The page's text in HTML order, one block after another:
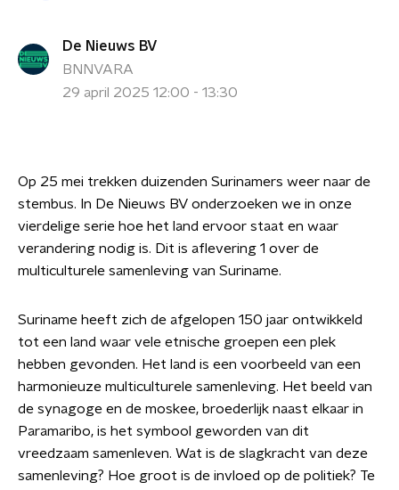
De Nieuws BV
BNNVARA
29 april 2025 12:00 - 13:30
Op 25 mei trekken duizenden Surinamers weer naar de
stembus. In De Nieuws BV onderzoeken we in onze
vierdelige serie hoe het land ervoor staat en waar
verandering nodig is. Dit is aflevering 1 over de
multiculturele samenleving van Suriname.
Suriname heeft zich de afgelopen 150 jaar ontwikkeld
tot een land waar vele etnische groepen een plek
hebben gevonden. Het land is een voorbeeld van een
harmonieuze multiculturele samenleving. Het beeld van
de synagoge en de moskee, broederlijk naast elkaar in
Paramaribo, is het symbool geworden van dit
vreedzaam samenleven. Wat is de slagkracht van deze
samenleving? Hoe groot is de invloed op de politiek? Te